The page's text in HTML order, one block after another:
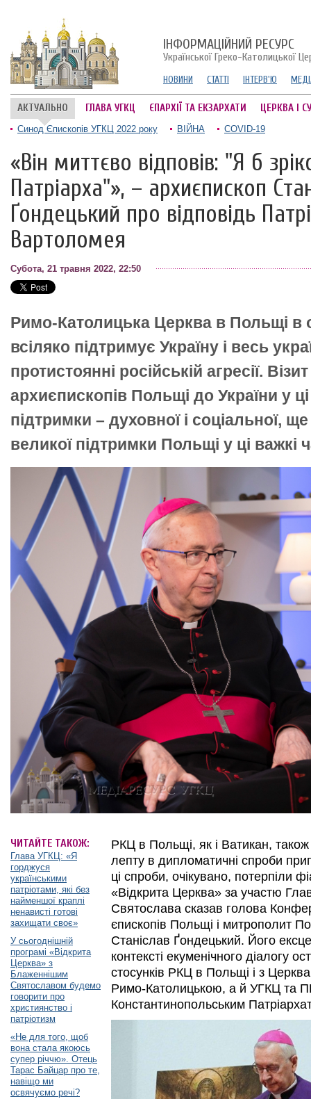
ІНФОРМАЦІЙНИЙ РЕСУРС
Української Греко-Католицької
НОВИНИ СТАТТІ ІНТЕРВ'Ю
АКТУАЛЬНО ГЛАВА УГКЦ ЄПАРХІЇ ТА ЕКЗАРХАТИ ЦЕРКВА І
Синод Єпископів УГКЦ 2022 року ВІЙНА COVID-19
«Він миттєво відповів: "Я б
Патріарха"», – архиєпископ
Ґондецький про відповідь
Вартоломея
Субота, 21 травня 2022, 22:50
Римо-Католицька Церква в Польщі в
всіляко підтримує Україну і весь
протистоянні російській агресії.
архиєпископів Польщі до України у
підтримки – духовної і соціальної,
великої підтримки Польщі у ці важкі
ЧИТАЙТЕ ТАКОЖ:
Глава УГКЦ: «Я
горджуся
українськими
патріотами, які без
найменшої краплі
ненависті готові
захищати своє»
У сьогоднішній
програмі «Відкрита
Церква» з
Блаженнішим
Святославом будемо
говорити про
християнство і
патріотизм
«Не для того, щоб
вона стала якоюсь
супер річчю». Отець
Тарас Байцар про те,
навіщо ми
освячуємо речі?
РКЦ в Польщі, як і Ватикан,
лепту в дипломатичні спроби
ці спроби, очікувано, потерпіли
«Відкрита Церква» за участю
Святослава сказав голова
єпископів Польщі і митрополит
Станіслав Ґондецький. Його
контексті екуменічного діалогу
стосунків РКЦ в Польщі і з
Римо-Католицькою, а й УГКЦ та
Константинопольським